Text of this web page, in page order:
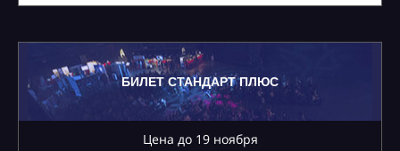
БИЛЕТ СТАНДАРТ ПЛЮС
Цена до 19 ноября